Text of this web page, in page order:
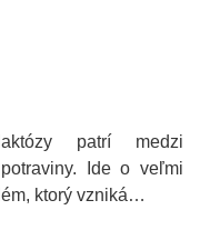
patrí medzi
Ide o veľmi
ktorý vzniká…